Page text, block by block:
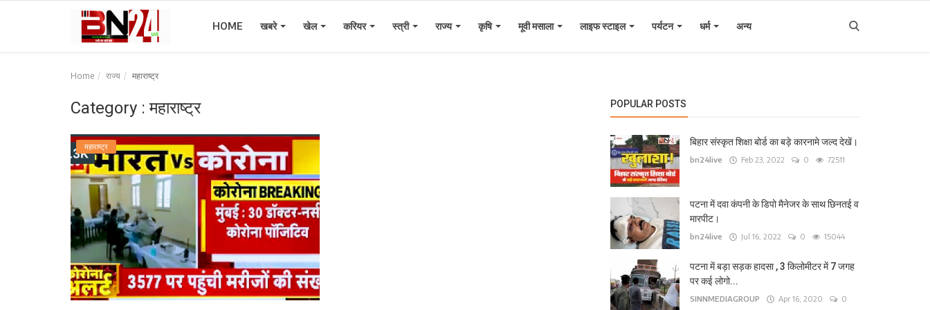
HOME खबरे खेल करियर स्त्री राज्य कृषि मूवी मसाला लाइफ स्टाइल पर्यटन धर्म अन्य
Home राज्य महाराष्ट्र
Category : महाराष्ट्र
महाराष्ट्र
POPULAR POSTS
बिहार संस्कृत शिक्षा बोर्ड का बड़े कारनामे जल्द देखें।
bn24live Feb 23, 2022 0 72511
पटना में दवा कंपनी के डिपो मैनेजर के साथ छिनतई व
मारपीट।
bn24live Jul 16, 2022 0 15044
पटना में बड़ा सड़क हादसा , 3 किलोमीटर में 7 जगह
पर कई लोगो...
SINNMEDIAGROUP Apr 16, 2020
0